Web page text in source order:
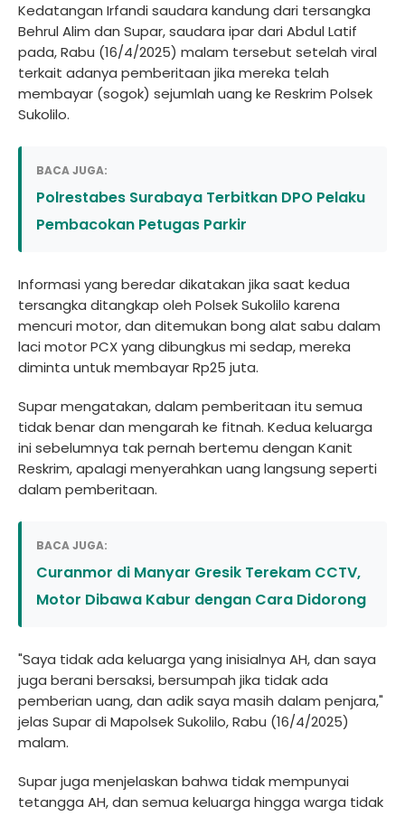
Kedatangan Irfandi saudara kandung dari tersangka
Behrul Alim dan Supar, saudara ipar dari Abdul Latif
pada, Rabu (16/4/2025) malam tersebut setelah viral
terkait adanya pemberitaan jika mereka telah
membayar (sogok) sejumlah uang ke Reskrim Polsek
Sukolilo.
BACA JUGA:
Polrestabes Surabaya Terbitkan DPO Pelaku
Pembacokan Petugas Parkir
Informasi yang beredar dikatakan jika saat kedua
tersangka ditangkap oleh Polsek Sukolilo karena
mencuri motor, dan ditemukan bong alat sabu dalam
laci motor PCX yang dibungkus mi sedap, mereka
diminta untuk membayar Rp25 juta.
Supar mengatakan, dalam pemberitaan itu semua
tidak benar dan mengarah ke fitnah. Kedua keluarga
ini sebelumnya tak pernah bertemu dengan Kanit
Reskrim, apalagi menyerahkan uang langsung seperti
dalam pemberitaan.
BACA JUGA:
Curanmor di Manyar Gresik Terekam CCTV,
Motor Dibawa Kabur dengan Cara Didorong
"Saya tidak ada keluarga yang inisialnya AH, dan saya
juga berani bersaksi, bersumpah jika tidak ada
pemberian uang, dan adik saya masih dalam penjara,"
jelas Supar di Mapolsek Sukolilo, Rabu (16/4/2025)
malam.
Supar juga menjelaskan bahwa tidak mempunyai
tetangga AH, dan semua keluarga hingga warga tidak